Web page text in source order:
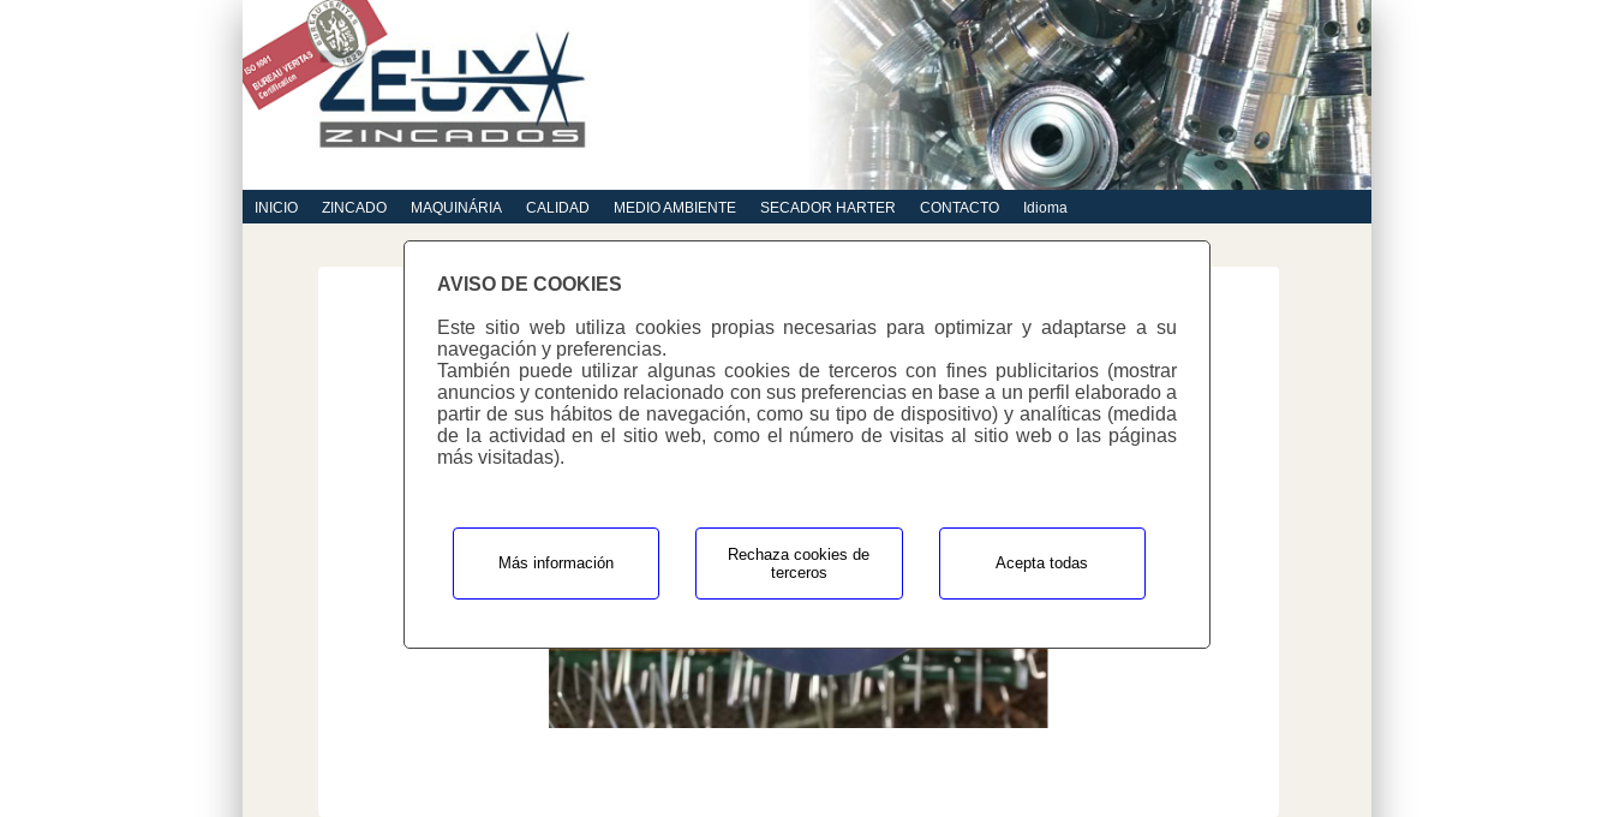
AVISO DE COOKIES
Este sitio web utiliza cookies propias necesarias para optimizar y adaptarse a su
navegación y preferencias.
También puede utilizar algunas cookies de terceros con fines publicitarios (mostrar
anuncios y contenido relacionado con sus preferencias en base a un perfil elaborado a
partir de sus hábitos de navegación, como su tipo de dispositivo) y analíticas (medida
de la actividad en el sitio web, como el número de visitas al sitio web o las páginas
más visitadas).
Más información
Rechaza cookies de
terceros
Acepta todas
INICIO ZINCADO MAQUINÁRIA CALIDAD MEDIO AMBIENTE SECADOR HARTER CONTACTO Idioma